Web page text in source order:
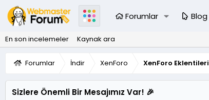
Forumlar Blog
En son incelemeler Kaynak ara
Forumlar İndir XenForo XenForo Eklentileri
Sizlere Önemli Bir Mesajımız Var! 🎉